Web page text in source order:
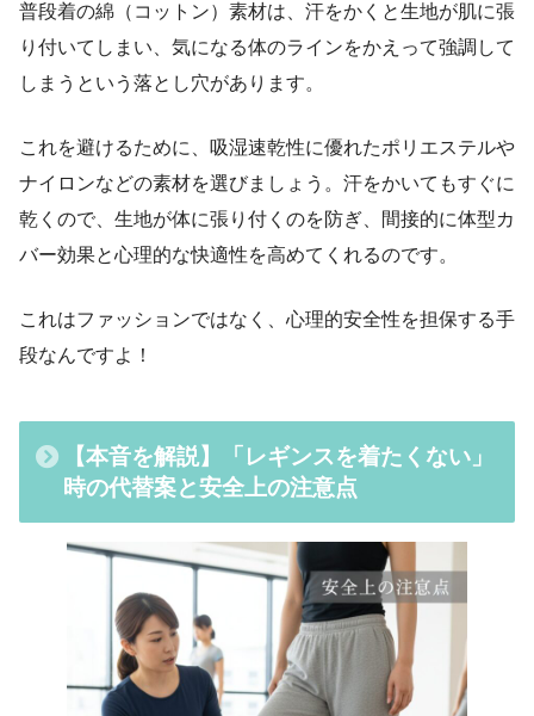
普段着の綿（コットン）素材は、汗をかくと生地が肌に張
り付いてしまい、気になる体のラインをかえって強調して
しまうという落とし穴があります。
これを避けるために、吸湿速乾性に優れたポリエステルや
ナイロンなどの素材を選びましょう。汗をかいてもすぐに
乾くので、生地が体に張り付くのを防ぎ、間接的に体型カ
バー効果と心理的な快適性を高めてくれるのです。
これはファッションではなく、心理的安全性を担保する手
段なんですよ！
【本音を解説】「レギンスを着たくない」
時の代替案と安全上の注意点